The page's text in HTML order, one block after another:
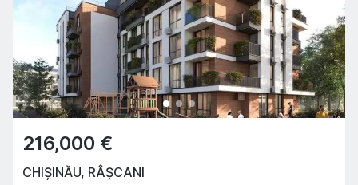
216,000 €
CHIȘINĂU, RÂȘCANI